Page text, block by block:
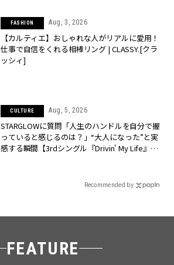
FASHION Aug, 3, 2026
【カルティエ】おしゃれな人がリアルに愛用！
仕事で自信をくれる相棒リング | CLASSY.[クラ
ッシィ]
CULTURE Aug, 5, 2026
STARGLOWに質問「人生のハンドルを自分で握
っていると感じるのは？」“大️人になった”と実
感する瞬間【3rdシングル『Drivin' My Life』発
Recommended by
FEATURE